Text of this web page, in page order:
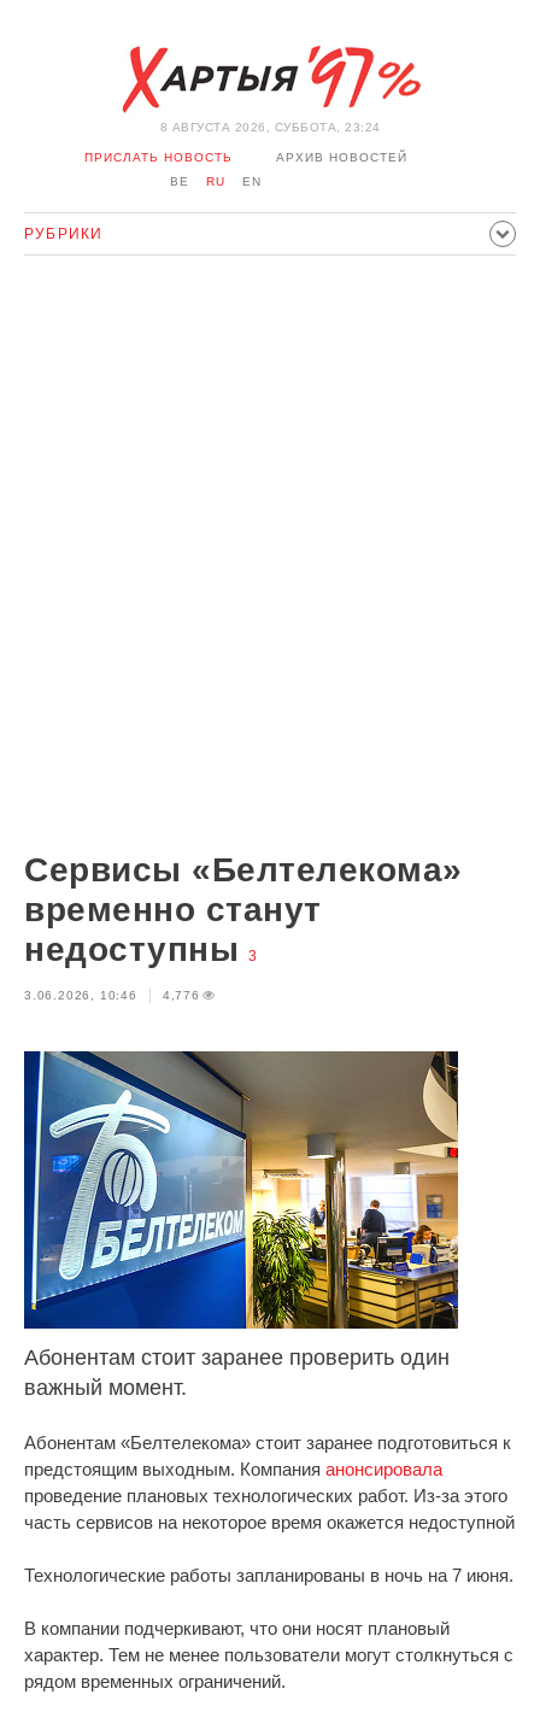
8 АВГУСТА 2026, СУББОТА, 23:24
ПРИСЛАТЬ НОВОСТЬ
АРХИВ НОВОСТЕЙ
BE
RU EN
РУБРИКИ
Сервисы «Белтелекома»
временно станут
недоступны
3
3.06.2026, 10:46 4,776
Абонентам стоит заранее проверить один
важный момент.
Абонентам «Белтелекома» стоит заранее подготовиться к
предстоящим выходным. Компания анонсировала
проведение плановых технологических работ. Из-за этого
часть сервисов на некоторое время окажется недоступной
Технологические работы запланированы в ночь на 7 июня.
В компании подчеркивают, что они носят плановый
характер. Тем не менее пользователи могут столкнуться с
рядом временных ограничений.